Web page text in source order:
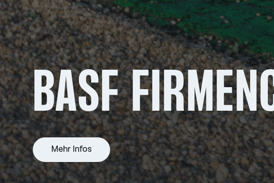
BASF
Mehr Infos